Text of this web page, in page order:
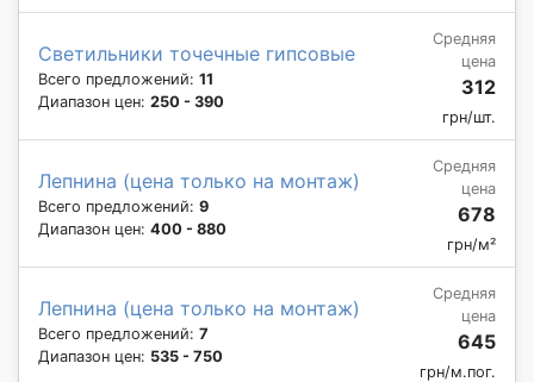
Светильники точечные гипсовые
Всего предложений: 11
Диапазон цен: 250 - 390
Средняя
цена
312
грн/шт.
Лепнина (цена только на монтаж)
Всего предложений: 9
Диапазон цен: 400 - 880
Средняя
цена
678
грн/м²
Лепнина (цена только на монтаж)
Всего предложений: 7
Диапазон цен: 535 - 750
Средняя
цена
645
грн/м.пог.